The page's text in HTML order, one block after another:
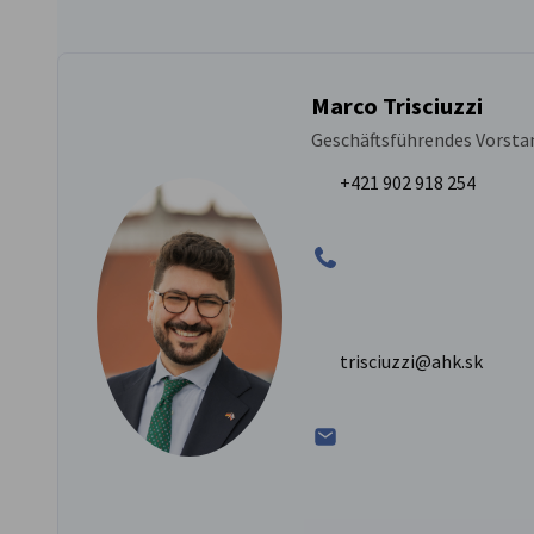
Marco Trisciuzzi
Geschäftsführendes
+421 902 918 254
trisciuzzi@ahk.sk